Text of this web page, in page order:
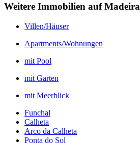
Weitere Immobilien auf Madeira
Villen/Häuser
Apartments/Wohnungen
mit Pool
mit Garten
mit Meerblick
Funchal
Calheta
Arco da Calheta
Ponta do Sol